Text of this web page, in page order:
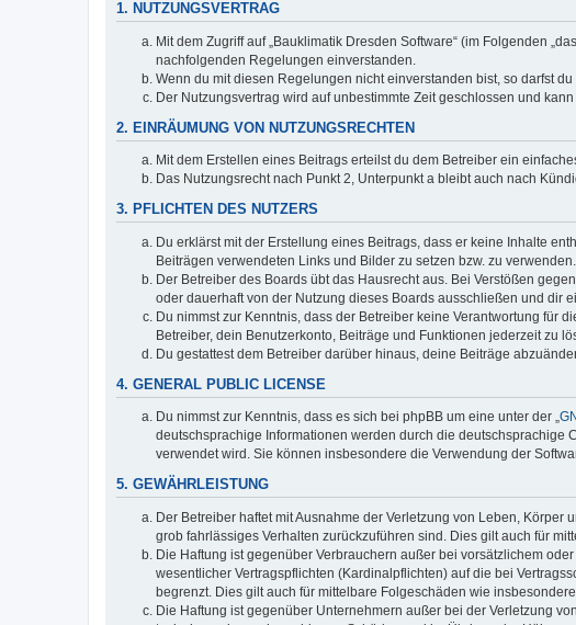
1. NUTZUNGSVERTRAG
Mit dem Zugriff auf „Bauklimatik Dresden Software“ (im Folgenden
nachfolgenden Regelungen einverstanden.
Wenn du mit diesen Regelungen nicht einverstanden bist, so darfst
Der Nutzungsvertrag wird auf unbestimmte Zeit geschlossen und
2. EINRÄUMUNG VON NUTZUNGSRECHTEN
Mit dem Erstellen eines Beitrags erteilst du dem Betreiber ein
Das Nutzungsrecht nach Punkt 2, Unterpunkt a bleibt auch nach
3. PFLICHTEN DES NUTZERS
Du erklärst mit der Erstellung eines Beitrags, dass er keine Inhalte
Beiträgen verwendeten Links und Bilder zu setzen bzw. zu verwenden.
Der Betreiber des Boards übt das Hausrecht aus. Bei Verstößen
oder dauerhaft von der Nutzung dieses Boards ausschließen und dir
Du nimmst zur Kenntnis, dass der Betreiber keine Verantwortung für
Betreiber, dein Benutzerkonto, Beiträge und Funktionen jederzeit zu
Du gestattest dem Betreiber darüber hinaus, deine Beiträge
4. GENERAL PUBLIC LICENSE
Du nimmst zur Kenntnis, dass es sich bei phpBB um eine unter der „
deutschsprachige Informationen werden durch die deutschsprachige
verwendet wird. Sie können insbesondere die Verwendung der
5. GEWÄHRLEISTUNG
Der Betreiber haftet mit Ausnahme der Verletzung von Leben,
grob fahrlässiges Verhalten zurückzuführen sind. Dies gilt auch für
Die Haftung ist gegenüber Verbrauchern außer bei vorsätzlichem
wesentlicher Vertragspflichten (Kardinalpflichten) auf die bei
begrenzt. Dies gilt auch für mittelbare Folgeschäden wie
Die Haftung ist gegenüber Unternehmern außer bei der Verletzung